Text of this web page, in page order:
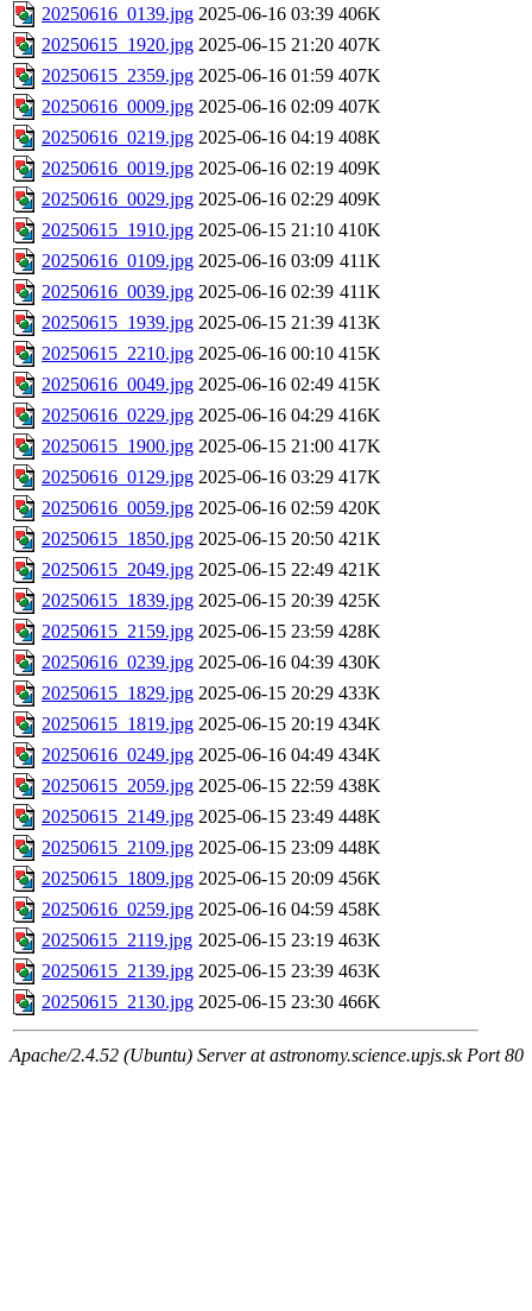
20250616_0139.jpg 2025-06-16 03:39 406K
20250615_1920.jpg 2025-06-15 21:20 407K
20250615_2359.jpg 2025-06-16 01:59 407K
20250616_0009.jpg 2025-06-16 02:09 407K
20250616_0219.jpg 2025-06-16 04:19 408K
20250616_0019.jpg 2025-06-16 02:19 409K
20250616_0029.jpg 2025-06-16 02:29 409K
20250615_1910.jpg 2025-06-15 21:10 410K
20250616_0109.jpg 2025-06-16 03:09 411K
20250616_0039.jpg 2025-06-16 02:39 411K
20250615_1939.jpg 2025-06-15 21:39 413K
20250615_2210.jpg 2025-06-16 00:10 415K
20250616_0049.jpg 2025-06-16 02:49 415K
20250616_0229.jpg 2025-06-16 04:29 416K
20250615_1900.jpg 2025-06-15 21:00 417K
20250616_0129.jpg 2025-06-16 03:29 417K
20250616_0059.jpg 2025-06-16 02:59 420K
20250615_1850.jpg 2025-06-15 20:50 421K
20250615_2049.jpg 2025-06-15 22:49 421K
20250615_1839.jpg 2025-06-15 20:39 425K
20250615_2159.jpg 2025-06-15 23:59 428K
20250616_0239.jpg 2025-06-16 04:39 430K
20250615_1829.jpg 2025-06-15 20:29 433K
20250615_1819.jpg 2025-06-15 20:19 434K
20250616_0249.jpg 2025-06-16 04:49 434K
20250615_2059.jpg 2025-06-15 22:59 438K
20250615_2149.jpg 2025-06-15 23:49 448K
20250615_2109.jpg 2025-06-15 23:09 448K
20250615_1809.jpg 2025-06-15 20:09 456K
20250616_0259.jpg 2025-06-16 04:59 458K
20250615_2119.jpg 2025-06-15 23:19 463K
20250615_2139.jpg 2025-06-15 23:39 463K
20250615_2130.jpg 2025-06-15 23:30 466K
Apache/2.4.52 (Ubuntu) Server at astronomy.science.upjs.sk Port 80